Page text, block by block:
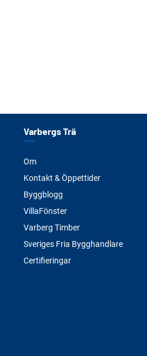
Varbergs Trä
Om
Kontakt & Öppettider
Byggblogg
VillaFönster
Varberg Timber
Sveriges Fria Bygghandlare
Certifieringar